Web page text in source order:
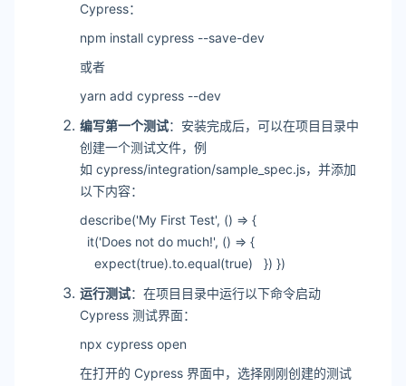
Cypress：
npm install cypress --save-dev
或者
yarn add cypress --dev
编写第一个测试：安装完成后，可以在项目目录中
创建一个测试文件，例
如 cypress/integration/sample_spec.js，并添加
以下内容：
describe('My First Test', () => {
it('Does not do much!', () => {
expect(true).to.equal(true) }) })
运行测试：在项目目录中运行以下命令启动
Cypress 测试界面：
npx cypress open
在打开的 Cypress 界面中，选择刚刚创建的测试